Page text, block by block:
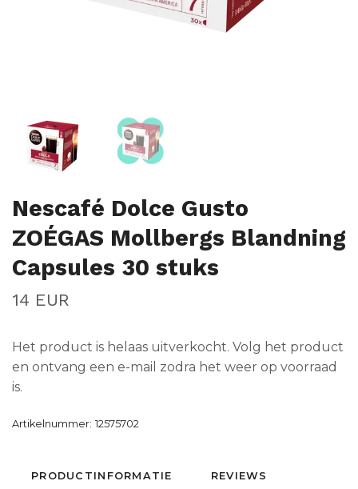
Nescafé Dolce Gusto
ZOÉGAS Mollbergs Blandning
Capsules 30 stuks
14 EUR
Het product is helaas uitverkocht. Volg het product
en ontvang een e-mail zodra het weer op voorraad
is.
Artikelnummer: 12575702
PRODUCTINFORMATIE REVIEWS